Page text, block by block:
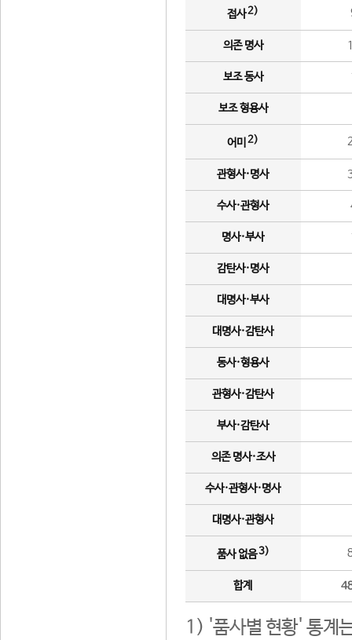
접사2)
의존 명사
보조 동사
보조 형용사
어미 2)
관형사·명사
수사·관형사
명사·부사
감탄사·명사
대명사·부사
대명사·감탄사
동사·형용사
관형사·감탄사
부사·감탄사
의존 명사·조사
수사·관형사·명사
대명사·관형사
품사 없음3)
합계
1) '품사별 현황' 통계